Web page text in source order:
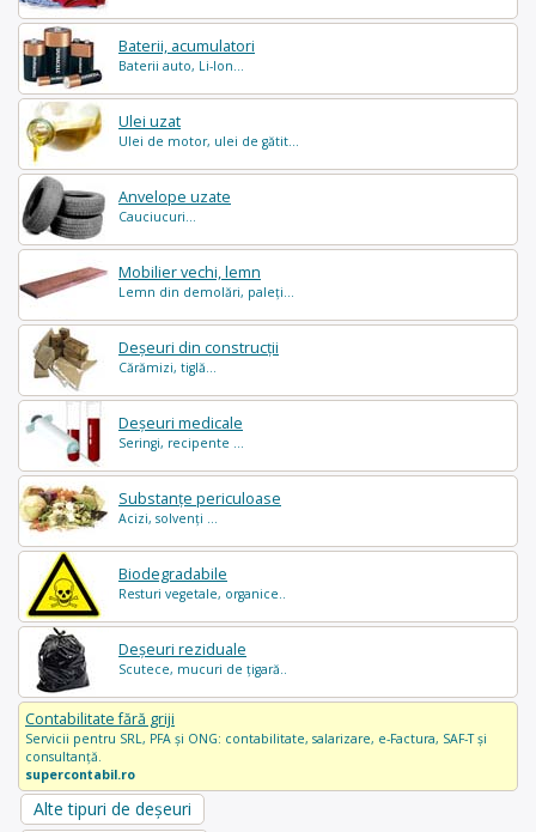
Baterii, acumulatori
Baterii auto, Li-Ion...
Ulei uzat
Ulei de motor, ulei de gătit...
Anvelope uzate
Cauciucuri...
Mobilier vechi, lemn
Lemn din demolări, paleți...
Deșeuri din construcții
Cărămizi, tiglă...
Deșeuri medicale
Seringi, recipente ...
Substanțe periculoase
Acizi, solvenți ...
Biodegradabile
Resturi vegetale, organice..
Deșeuri reziduale
Scutece, mucuri de țigară..
Contabilitate fără griji
Servicii pentru SRL, PFA și ONG: contabilitate, salarizare, e-Factura, SAF-T și
consultanță.
supercontabil.ro
Alte tipuri de deșeuri